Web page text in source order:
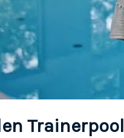
Trainerpool